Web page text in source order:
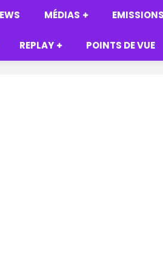
MÉDIAS EMISSIONS
REPLAY POINTS DE VUE